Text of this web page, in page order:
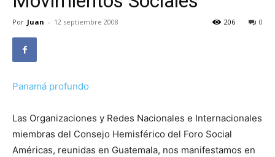
Por Juan - 12 septiembre 2008 0
206
Panamá profundo
Las Organizaciones y Redes Nacionales e Internacionales
miembras del Consejo Hemisférico del Foro Social
Américas, reunidas en Guatemala, nos manifestamos en